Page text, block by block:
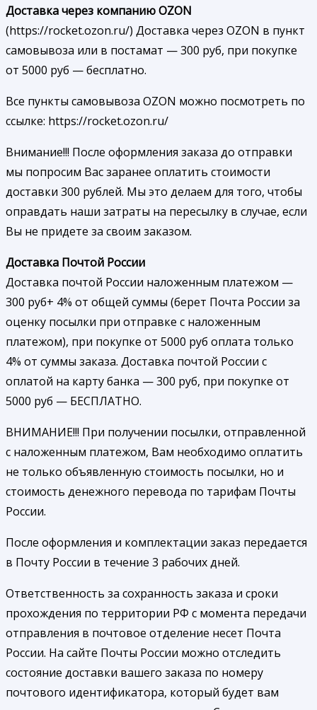
Доставка через компанию OZON
(https://rocket.ozon.ru/) Доставка через OZON в пункт
самовывоза или в постамат — 300 руб, при покупке
от 5000 руб — бесплатно.
Все пункты самовывоза OZON можно посмотреть по
ссылке: https://rocket.ozon.ru/
Внимание!!! После оформления заказа до отправки
мы попросим Вас заранее оплатить стоимости
доставки 300 рублей. Мы это делаем для того, чтобы
оправдать наши затраты на пересылку в случае, если
Вы не придете за своим заказом.
Доставка Почтой России
Доставка почтой России наложенным платежом —
300 руб+ 4% от общей суммы (берет Почта России за
оценку посылки при отправке с наложенным
платежом), при покупке от 5000 руб оплата только
4% от суммы заказа. Доставка почтой России с
оплатой на карту банка — 300 руб, при покупке от
5000 руб — БЕСПЛАТНО.
ВНИМАНИЕ!!! При получении посылки, отправленной
с наложенным платежом, Вам необходимо оплатить
не только объявленную стоимость посылки, но и
стоимость денежного перевода по тарифам Почты
России.
После оформления и комплектации заказ передается
в Почту России в течение 3 рабочих дней.
Ответственность за сохранность заказа и сроки
прохождения по территории РФ с момента передачи
отправления в почтовое отделение несет Почта
России. На сайте Почты России можно отследить
состояние доставки вашего заказа по номеру
почтового идентификатора, который будет вам